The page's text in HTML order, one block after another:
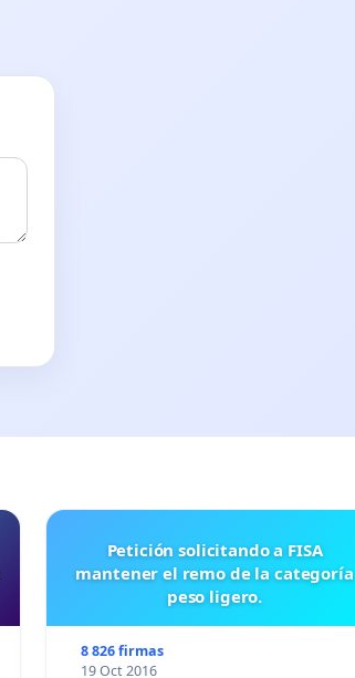
Petición solicitando a FISA
mantener el remo de la categoría
peso ligero.
8 826 firmas
19 Oct 2016